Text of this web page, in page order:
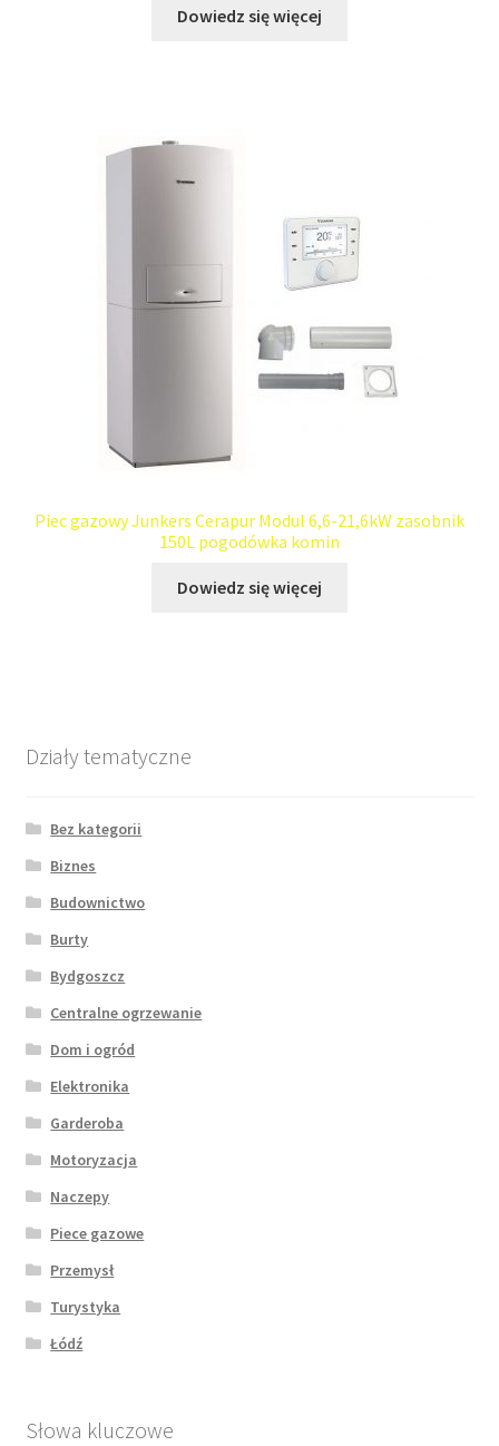
Dowiedz się więcej
Piec gazowy Junkers Cerapur Modul 6,6-21,6kW zasobnik
150L pogodówka komin
Dowiedz się więcej
Działy tematyczne
Bez kategorii
Biznes
Budownictwo
Burty
Bydgoszcz
Centralne ogrzewanie
Dom i ogród
Elektronika
Garderoba
Motoryzacja
Naczepy
Piece gazowe
Przemysł
Turystyka
Łódź
Słowa kluczowe